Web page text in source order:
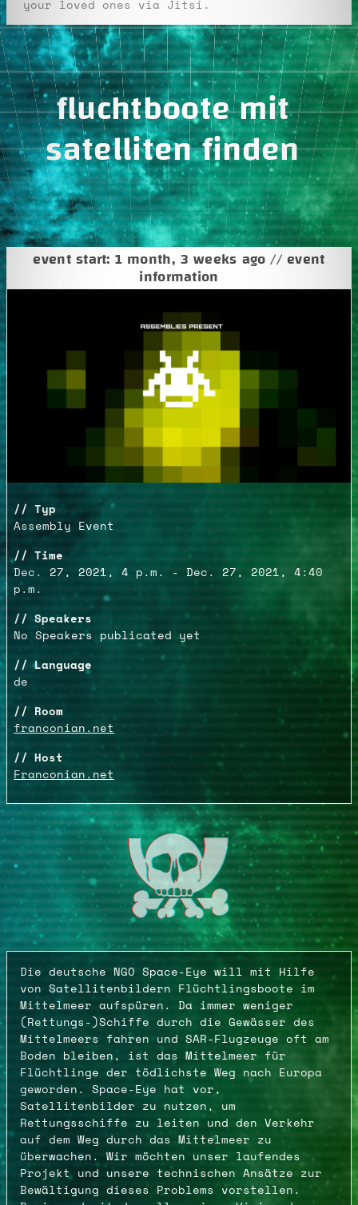
your loved ones via Jitsi.
fluchtboote mit
satelliten finden
event start: 1 month, 3 weeks ago // event
information
Typ
Assembly Event
Time
Dec. 27, 2021, 4 p.m. - Dec. 27, 2021, 4:40
p.m.
Speakers
No Speakers publicated yet
Language
de
Room
franconian.net
Host
Franconian.net
Die deutsche NGO Space-Eye will mit Hilfe
von Satellitenbildern Flüchtlingsboote im
Mittelmeer aufspüren. Da immer weniger
(Rettungs-)Schiffe durch die Gewässer des
Mittelmeers fahren und SAR-Flugzeuge oft am
Boden bleiben, ist das Mittelmeer für
Flüchtlinge der tödlichste Weg nach Europa
geworden. Space-Eye hat vor,
Satellitenbilder zu nutzen, um
Rettungsschiffe zu leiten und den Verkehr
auf dem Weg durch das Mittelmeer zu
überwachen. Wir möchten unser laufendes
Projekt und unsere technischen Ansätze zur
Bewältigung dieses Problems vorstellen.